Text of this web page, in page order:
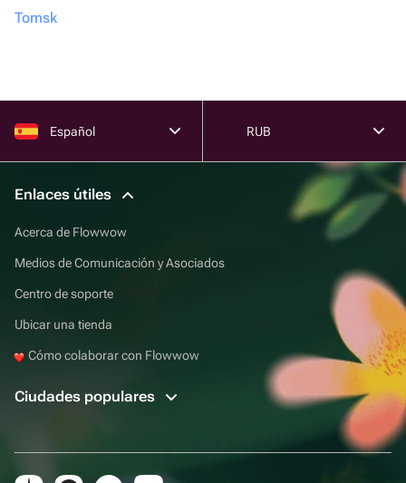
Tomsk
Español RUB
Enlaces útiles
Acerca de Flowwow
Medios de Comunicación y Asociados
Centro de soporte
Ubicar una tienda
Cómo colaborar con Flowwow
Ciudades populares